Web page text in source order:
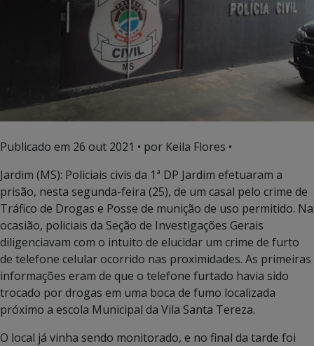
Publicado em 26 out 2021 • por Keila Flores •
Jardim (MS): Policiais civis da 1ª DP Jardim efetuaram a
prisão, nesta segunda-feira (25), de um casal pelo crime de
Tráfico de Drogas e Posse de munição de uso permitido. Na
ocasião, policiais da Seção de Investigações Gerais
diligenciavam com o intuito de elucidar um crime de furto
de telefone celular ocorrido nas proximidades. As primeiras
informações eram de que o telefone furtado havia sido
trocado por drogas em uma boca de fumo localizada
próximo a escola Municipal da Vila Santa Tereza.
O local já vinha sendo monitorado, e no final da tarde foi